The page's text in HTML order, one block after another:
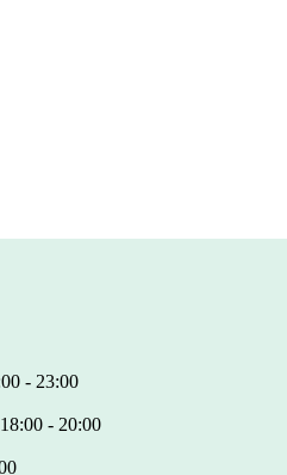
- 23:00
- 20:00